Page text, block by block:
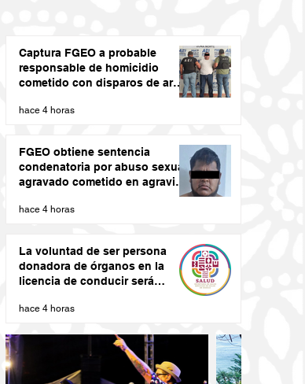
Captura FGEO a probable
responsable de homicidio
cometido con disparos de arma
hace 4 horas
FGEO obtiene sentencia
condenatoria por abuso sexual
agravado cometido en agravio
Costa de Oaxaca
hace 4 horas
La voluntad de ser persona
donadora de órganos en la
licencia de conducir será
hace 4 horas